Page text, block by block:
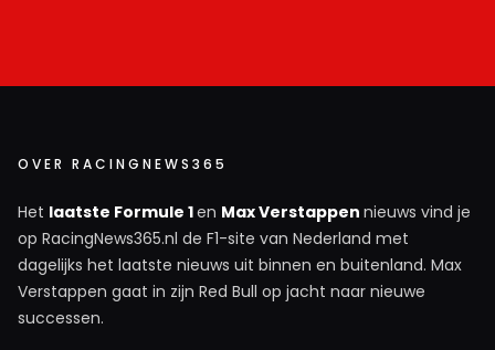
OVER RACINGNEWS365
Het laatste Formule 1en Max Verstappen nieuws vind je
op RacingNews365.nl de F1-site van Nederland met
dagelijks het laatste nieuws uit binnen en buitenland. Max
Verstappen gaat in zijn Red Bull op jacht naar nieuwe
successen.